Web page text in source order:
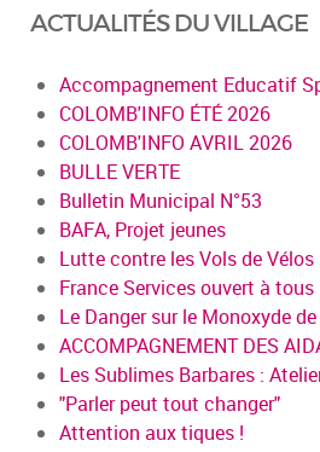
ACTUALITÉS DU VILLAGE
Accompagnement Educatif
COLOMB'INFO ÉTÉ 2026
COLOMB'INFO AVRIL 2026
BULLE VERTE
Bulletin Municipal N°53
BAFA, Projet jeunes
Lutte contre les Vols de Vélos
France Services ouvert à tous
Le Danger sur le Monoxyde
ACCOMPAGNEMENT DES
Les Sublimes Barbares :
"Parler peut tout changer"
Attention aux tiques !